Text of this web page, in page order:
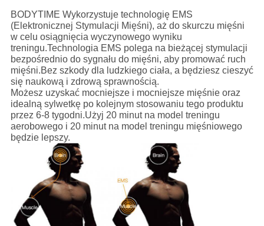
BODYTIME Wykorzystuje technologię EMS
(Elektronicznej Stymulacji Mięśni), aż do skurczu mięśni
w celu osiągnięcia wyczynowego wyniku
treningu.Technologia EMS polega na bieżącej stymulacji
bezpośrednio do sygnału do mięśni, aby promować ruch
mięśni.Bez szkody dla ludzkiego ciała, a będziesz cieszyć
się naukową i zdrową sprawnością.
Możesz uzyskać mocniejsze i mocniejsze mięśnie oraz
idealną sylwetkę po kolejnym stosowaniu tego produktu
przez 6-8 tygodni.Użyj 20 minut na model treningu
aerobowego i 20 minut na model treningu mięśniowego
będzie lepszy.